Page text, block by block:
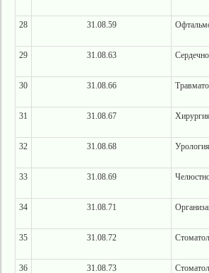
28 31.08.59
29 31.08.63
30 31.08.66
31 31.08.67 Хирургия
32 31.08.68 Урология
33 31.08.69
34 31.08.71
35 31.08.72
36 31.08.73